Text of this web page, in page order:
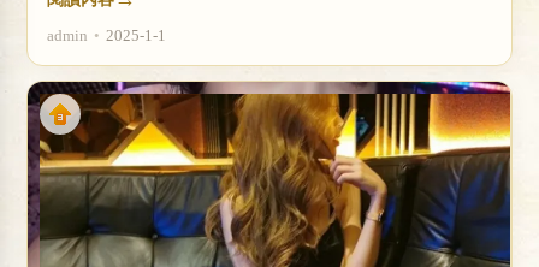
admin • 2025-1-1